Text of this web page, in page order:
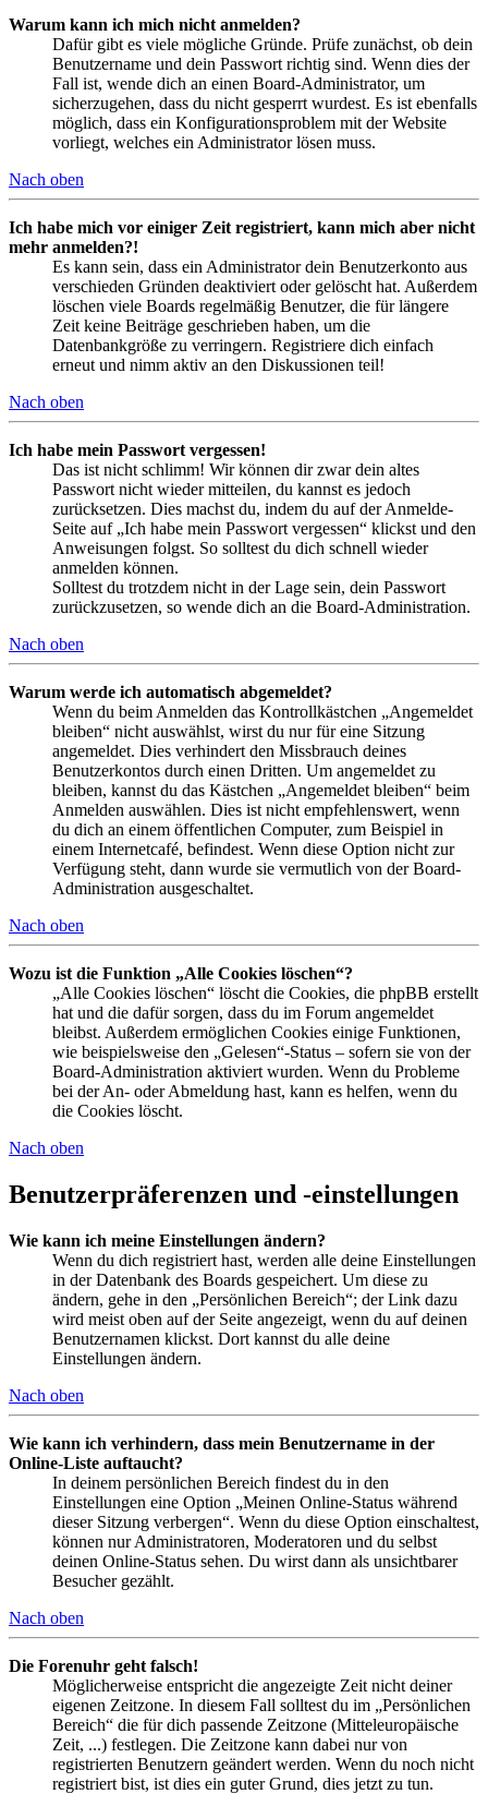
Warum kann ich mich nicht anmelden?
Dafür gibt es viele mögliche Gründe. Prüfe zunächst, ob dein
Benutzername und dein Passwort richtig sind. Wenn dies der
Fall ist, wende dich an einen Board-Administrator, um
sicherzugehen, dass du nicht gesperrt wurdest. Es ist ebenfalls
möglich, dass ein Konfigurationsproblem mit der Website
vorliegt, welches ein Administrator lösen muss.
Nach oben
Ich habe mich vor einiger Zeit registriert, kann mich aber nicht
mehr anmelden?!
Es kann sein, dass ein Administrator dein Benutzerkonto aus
verschieden Gründen deaktiviert oder gelöscht hat. Außerdem
löschen viele Boards regelmäßig Benutzer, die für längere
Zeit keine Beiträge geschrieben haben, um die
Datenbankgröße zu verringern. Registriere dich einfach
erneut und nimm aktiv an den Diskussionen teil!
Nach oben
Ich habe mein Passwort vergessen!
Das ist nicht schlimm! Wir können dir zwar dein altes
Passwort nicht wieder mitteilen, du kannst es jedoch
zurücksetzen. Dies machst du, indem du auf der Anmelde-
Seite auf „Ich habe mein Passwort vergessen“ klickst und den
Anweisungen folgst. So solltest du dich schnell wieder
anmelden können.
Solltest du trotzdem nicht in der Lage sein, dein Passwort
zurückzusetzen, so wende dich an die Board-Administration.
Nach oben
Warum werde ich automatisch abgemeldet?
Wenn du beim Anmelden das Kontrollkästchen „Angemeldet
bleiben“ nicht auswählst, wirst du nur für eine Sitzung
angemeldet. Dies verhindert den Missbrauch deines
Benutzerkontos durch einen Dritten. Um angemeldet zu
bleiben, kannst du das Kästchen „Angemeldet bleiben“ beim
Anmelden auswählen. Dies ist nicht empfehlenswert, wenn
du dich an einem öffentlichen Computer, zum Beispiel in
einem Internetcafé, befindest. Wenn diese Option nicht zur
Verfügung steht, dann wurde sie vermutlich von der Board-
Administration ausgeschaltet.
Nach oben
Wozu ist die Funktion „Alle Cookies löschen“?
„Alle Cookies löschen“ löscht die Cookies, die phpBB erstellt
hat und die dafür sorgen, dass du im Forum angemeldet
bleibst. Außerdem ermöglichen Cookies einige Funktionen,
wie beispielsweise den „Gelesen“-Status – sofern sie von der
Board-Administration aktiviert wurden. Wenn du Probleme
bei der An- oder Abmeldung hast, kann es helfen, wenn du
die Cookies löscht.
Nach oben
Benutzerpräferenzen und -einstellungen
Wie kann ich meine Einstellungen ändern?
Wenn du dich registriert hast, werden alle deine Einstellungen
in der Datenbank des Boards gespeichert. Um diese zu
ändern, gehe in den „Persönlichen Bereich“; der Link dazu
wird meist oben auf der Seite angezeigt, wenn du auf deinen
Benutzernamen klickst. Dort kannst du alle deine
Einstellungen ändern.
Nach oben
Wie kann ich verhindern, dass mein Benutzername in der
Online-Liste auftaucht?
In deinem persönlichen Bereich findest du in den
Einstellungen eine Option „Meinen Online-Status während
dieser Sitzung verbergen“. Wenn du diese Option einschaltest,
können nur Administratoren, Moderatoren und du selbst
deinen Online-Status sehen. Du wirst dann als unsichtbarer
Besucher gezählt.
Nach oben
Die Forenuhr geht falsch!
Möglicherweise entspricht die angezeigte Zeit nicht deiner
eigenen Zeitzone. In diesem Fall solltest du im „Persönlichen
Bereich“ die für dich passende Zeitzone (Mitteleuropäische
Zeit, ...) festlegen. Die Zeitzone kann dabei nur von
registrierten Benutzern geändert werden. Wenn du noch nicht
registriert bist, ist dies ein guter Grund, dies jetzt zu tun.